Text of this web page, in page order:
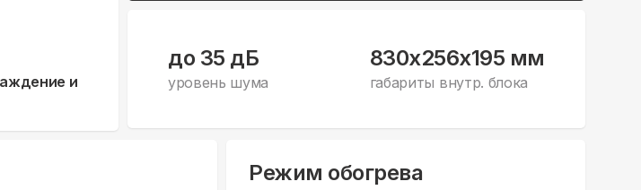
и
до 35 дБ
уровень шума
830x256x195 мм
габариты внутр. блока
Режим обогрева